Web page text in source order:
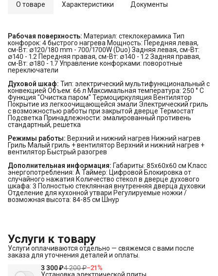
О товаре Характеристики Документы
Рабочая поверхность: Материал: стеклокерамика Тип
конфорок: 4 быстрого нагрева Мощность: Передняя левая,
см-Вт: ∅120/180 mm - 700/1700W (Duo) Задняя левая, см-Вт:
∅140 - 1.2 Передняя правая, см-Вт: ∅140 - 1.2 Задняя правая,
см-Вт: ∅180 - 1.7 Управление конфорками: поворотные
переключатели
Духовой шкаф: Тип: электрический мультифункциональный с
конвекцией Объем: 66 л Максимальная температура: 250 ° С
Функция "Очистка паром" Термоциркуляция Вентилятор
Покрытие из легкоочищающейся эмали Электрический гриль
с возможностью работы при закрытой дверце Термостат
Подсветка Принадлежности: эмалированный противень
стандартный, решетка
Режимы работы: Верхний и нижний нагрев Нижний нагрев
Гриль Малый гриль + вентилятор Верхний и нижний нагрев +
вентилятор Быстрый разогрев
Дополнительная информация: Габариты: 85x60x60 см Класс
энергопотребления: А Таймер: Цифровой Блокировка от
случайного нажатия Количество стекол в дверце духового
шкафа: 3 Полностью стеклянная внутренняя дверца духовки
Отделение для кухонной утвари Регулируемые ножки /
возможная высота: 84-85 см Шнур
Услуги к товару
Услуги оплачиваются отдельно — свяжемся с вами после
заказа для уточнения деталей и оплаты.
3 300 ₽4 200 ₽−21%